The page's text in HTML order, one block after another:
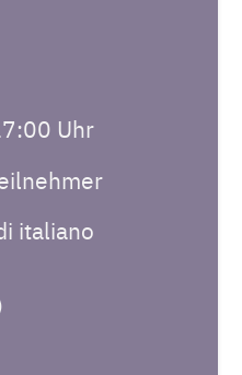
Uhr
italiano